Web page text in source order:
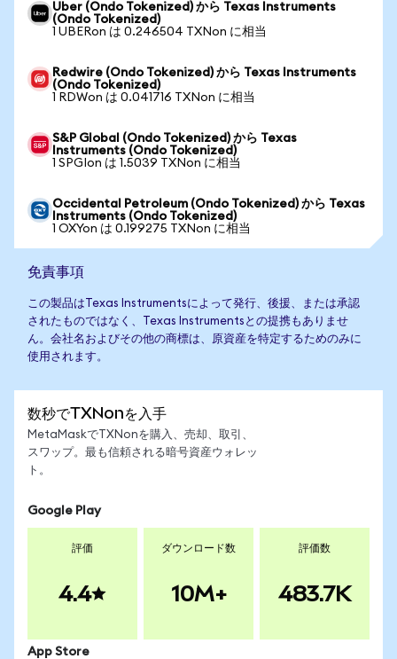
Uber (Ondo Tokenized) から Texas Instruments
(Ondo Tokenized)
1 UBERon は 0.246504 TXNon に相当
Redwire (Ondo Tokenized) から Texas Instruments
(Ondo Tokenized)
1 RDWon は 0.041716 TXNon に相当
S&P Global (Ondo Tokenized) から Texas
Instruments (Ondo Tokenized)
1 SPGIon は 1.5039 TXNon に相当
Occidental Petroleum (Ondo Tokenized) から Texas
Instruments (Ondo Tokenized)
1 OXYon は 0.199275 TXNon に相当
免責事項
この製品はTexas Instrumentsによって発行、後援、または承認
されたものではなく、Texas Instrumentsとの提携もありませ
ん。会社名およびその他の商標は、原資産を特定するためのみに
使用されます。
数秒でTXNonを入手
MetaMaskでTXNonを購入、売却、取引、
スワップ。最も信頼される暗号資産ウォレッ
ト。
Google Play
評価
4.4
ダウンロード数
10M+
評価数
483.7K
App Store